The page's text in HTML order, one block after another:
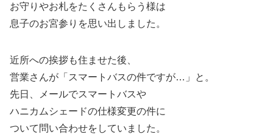
お守りやお札をたくさんもらう様は
息子のお宮参りを思い出しました。
近所への挨拶も住ませた後、
営業さんが「スマートバスの件ですが…」と。
先日、メールでスマートバスや
ハニカムシェードの仕様変更の件に
ついて問い合わせをしていました。